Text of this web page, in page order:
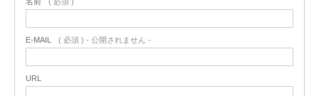
E-MAIL ( 必須 ) - 公開されません -
URL